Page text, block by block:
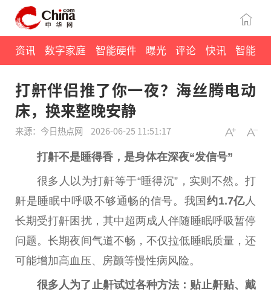
资讯 数字家庭 智能硬件 曝光 评论 快讯 智能
打鼾伴侣推了你一夜？海丝腾电动
床，换来整晚安静
来源：今日热点网 2026-06-25 11:51:17
打鼾不是睡得香，是身体在深夜“发信号”
很多人以为打鼾等于“睡得沉”，实则不然。打
鼾是睡眠中呼吸不够通畅的信号。我国约1.7亿 人
长期受打鼾困扰，其中超两成人伴随睡眠呼吸暂停
问题。长期夜间气道不畅，不仅拉低睡眠质量，还
可能增加高血压、房颤等慢性病风险。
很多人为了止鼾试过各种方法：贴止鼾贴、戴